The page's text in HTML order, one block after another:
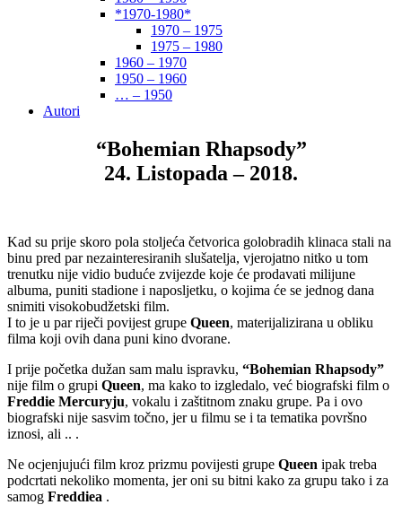
*1970-1980*
1970 – 1975
1975 – 1980
1960 – 1970
1950 – 1960
… – 1950
Autori
“Bohemian Rhapsody”
24. Listopada – 2018.
Kad su prije skoro pola stoljeća četvorica golobradih klinaca stali na
binu pred par nezainteresiranih slušatelja, vjerojatno nitko u tom
trenutku nije vidio buduće zvijezde koje će prodavati milijune
albuma, puniti stadione i naposljetku, o kojima će se jednog dana
snimiti visokobudžetski film.
I to je u par riječi povijest grupe Queen, materijalizirana u obliku
filma koji ovih dana puni kino dvorane.
I prije početka dužan sam malu ispravku, “Bohemian Rhapsody”
nije film o grupi Queen, ma kako to izgledalo, već biografski film o
Freddie Mercuryju, vokalu i zaštitnom znaku grupe. Pa i ovo
biografski nije sasvim točno, jer u filmu se i ta tematika površno
iznosi, ali .. .
Ne ocjenjujući film kroz prizmu povijesti grupe Queen ipak treba
podcrtati nekoliko momenta, jer oni su bitni kako za grupu tako i za
samog Freddiea .